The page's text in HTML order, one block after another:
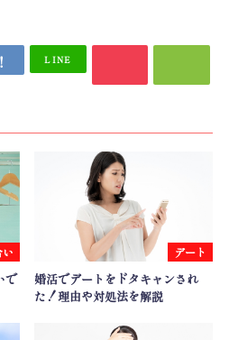
LINE
で
デート
婚活でデートをドタキャンされ
た！理由や対処法を解説